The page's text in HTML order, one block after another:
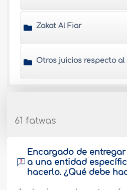
Zakat Al Fiar
61 fatwas
Encargado de
a una entidad
hacerlo. ¿Qué debe